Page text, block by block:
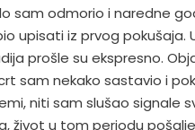
sam odmorio i naredne
upisati iz prvog pokušaja.
prošle su ekspresno.
sam nekako sastavio i
niti sam slušao signale
život u tom periodu